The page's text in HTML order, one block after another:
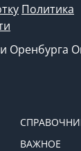
Политика
Оренбурга
ВАЖНОЕ